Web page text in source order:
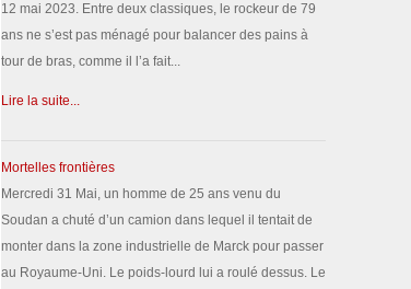
12 mai 2023. Entre deux classiques, le rockeur de 79
ans ne s’est pas ménagé pour balancer des pains à
tour de bras, comme il l’a fait...
Lire la suite...
Mortelles frontières
Mercredi 31 Mai, un homme de 25 ans venu du
Soudan a chuté d’un camion dans lequel il tentait de
monter dans la zone industrielle de Marck pour passer
au Royaume-Uni. Le poids-lourd lui a roulé dessus. Le